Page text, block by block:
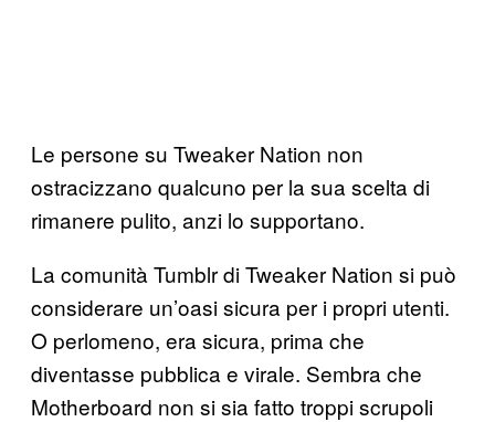
Le persone su Tweaker Nation non
ostracizzano qualcuno per la sua scelta di
rimanere pulito, anzi lo supportano.
La comunità Tumblr di Tweaker Nation si può
considerare un’oasi sicura per i propri utenti.
O perlomeno, era sicura, prima che
diventasse pubblica e virale. Sembra che
Motherboard non si sia fatto troppi scrupoli